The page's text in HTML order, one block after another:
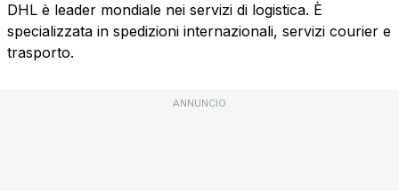
DHL è leader mondiale nei servizi di logistica. È
specializzata in spedizioni internazionali, servizi courier e
trasporto.
ANNUNCIO